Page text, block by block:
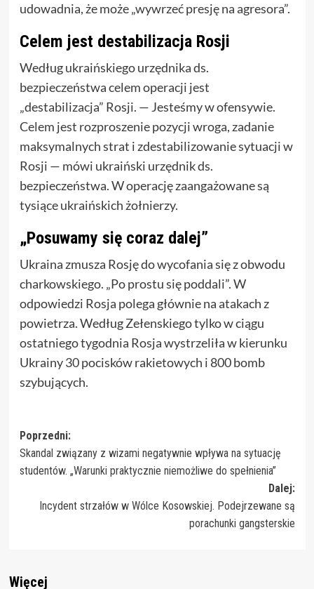
udowadnia, że może „wywrzeć presję na agresora”.
Celem jest destabilizacja Rosji
Według ukraińskiego urzędnika ds.
bezpieczeństwa celem operacji jest
„destabilizacja” Rosji. — Jesteśmy w ofensywie.
Celem jest rozproszenie pozycji wroga, zadanie
maksymalnych strat i zdestabilizowanie sytuacji w
Rosji — mówi ukraiński urzędnik ds.
bezpieczeństwa. W operację zaangażowane są
tysiące ukraińskich żołnierzy.
„Posuwamy się coraz dalej”
Ukraina zmusza Rosję do wycofania się z obwodu
charkowskiego. „Po prostu się poddali”. W
odpowiedzi Rosja polega głównie na atakach z
powietrza. Według Zełenskiego tylko w ciągu
ostatniego tygodnia Rosja wystrzeliła w kierunku
Ukrainy 30 pocisków rakietowych i 800 bomb
szybujących.
Zobacz
wpisy
Poprzedni:
Skandal związany z wizami negatywnie wpływa na sytuację
studentów. „Warunki praktycznie niemożliwe do spełnienia”
Dalej:
Incydent strzałów w Wólce Kosowskiej. Podejrzewane są
porachunki gangsterskie
Więcej